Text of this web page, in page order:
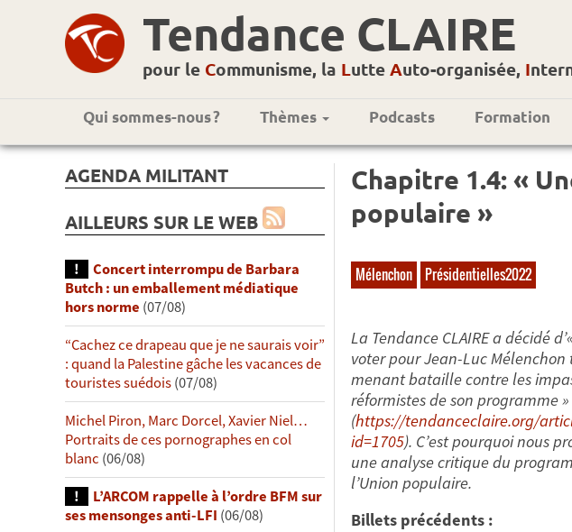
Tendance CLAIRE
pour le Communisme, la Lutte Auto-organisée, I
Qui sommes-nous ? Thèmes Podcasts Formation
AGENDA MILITANT
AILLEURS SUR LE WEB
Concert interrompu de Barbara
Butch : un emballement médiatique
hors norme (07/08)
“Cachez ce drapeau que je ne saurais voir”
: quand la Palestine gâche les vacances de
touristes suédois(07/08)
Michel Piron, Marc Dorcel, Xavier Niel…
Portraits de ces pornographes en col
blanc (06/08)
L’ARCOM rappelle à l’ordre BFM sur
ses mensonges anti-LFI (06/08)
Chapitre 1.4: «
populaire »
Mélenchon Présidentielles2022
La Tendance CLAIRE a décidé
voter pour Jean-Luc Mélenchon
menant bataille contre les
réformistes de son programme »
(https://tendanceclaire.org/
id=1705). C’est pourquoi nous
une analyse critique du
l’Union populaire.
Billets précédents :